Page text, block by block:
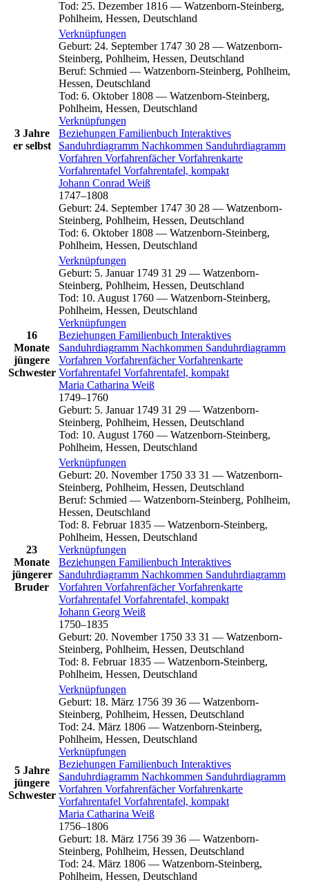
Tod: 25. Dezember 1816 — Watzenborn-Steinberg,
Pohlheim, Hessen, Deutschland
3 Jahre
er selbst
Verknüpfungen
Geburt: 24. September 1747 30 28 — Watzenborn-
Steinberg, Pohlheim, Hessen, Deutschland
Beruf: Schmied — Watzenborn-Steinberg, Pohlheim,
Hessen, Deutschland
Tod: 6. Oktober 1808 — Watzenborn-Steinberg,
Pohlheim, Hessen, Deutschland
Verknüpfungen
Beziehungen Familienbuch Interaktives
Sanduhrdiagramm Nachkommen Sanduhrdiagramm
Vorfahren VorfahrenfächerVorfahrenkarte
Vorfahrentafel Vorfahrentafel, kompakt
Johann Conrad Weiß
1747–1808
Geburt: 24. September 1747 30 28 — Watzenborn-
Steinberg, Pohlheim, Hessen, Deutschland
Tod: 6. Oktober 1808 — Watzenborn-Steinberg,
Pohlheim, Hessen, Deutschland
16
Monate
jüngere
Schwester
Verknüpfungen
Geburt: 5. Januar 1749 31 29 — Watzenborn-
Steinberg, Pohlheim, Hessen, Deutschland
Tod: 10. August 1760 — Watzenborn-Steinberg,
Pohlheim, Hessen, Deutschland
Verknüpfungen
Beziehungen Familienbuch Interaktives
Sanduhrdiagramm Nachkommen Sanduhrdiagramm
Vorfahren VorfahrenfächerVorfahrenkarte
Vorfahrentafel Vorfahrentafel, kompakt
Maria Catharina Weiß
1749–1760
Geburt: 5. Januar 1749 31 29 — Watzenborn-
Steinberg, Pohlheim, Hessen, Deutschland
Tod: 10. August 1760 — Watzenborn-Steinberg,
Pohlheim, Hessen, Deutschland
23
Monate
jüngerer
Bruder
Verknüpfungen
Geburt: 20. November 1750 33 31 — Watzenborn-
Steinberg, Pohlheim, Hessen, Deutschland
Beruf: Schmied — Watzenborn-Steinberg, Pohlheim,
Hessen, Deutschland
Tod: 8. Februar 1835 — Watzenborn-Steinberg,
Pohlheim, Hessen, Deutschland
Verknüpfungen
Beziehungen Familienbuch Interaktives
Sanduhrdiagramm Nachkommen Sanduhrdiagramm
Vorfahren VorfahrenfächerVorfahrenkarte
Vorfahrentafel Vorfahrentafel, kompakt
Johann Georg Weiß
1750–1835
Geburt: 20. November 1750 33 31 — Watzenborn-
Steinberg, Pohlheim, Hessen, Deutschland
Tod: 8. Februar 1835 — Watzenborn-Steinberg,
Pohlheim, Hessen, Deutschland
5 Jahre
jüngere
Schwester
Verknüpfungen
Geburt: 18. März 1756 39 36 — Watzenborn-
Steinberg, Pohlheim, Hessen, Deutschland
Tod: 24. März 1806 — Watzenborn-Steinberg,
Pohlheim, Hessen, Deutschland
Verknüpfungen
Beziehungen Familienbuch Interaktives
Sanduhrdiagramm Nachkommen Sanduhrdiagramm
Vorfahren VorfahrenfächerVorfahrenkarte
Vorfahrentafel Vorfahrentafel, kompakt
Maria Catharina Weiß
1756–1806
Geburt: 18. März 1756 39 36 — Watzenborn-
Steinberg, Pohlheim, Hessen, Deutschland
Tod: 24. März 1806 — Watzenborn-Steinberg,
Pohlheim, Hessen, Deutschland